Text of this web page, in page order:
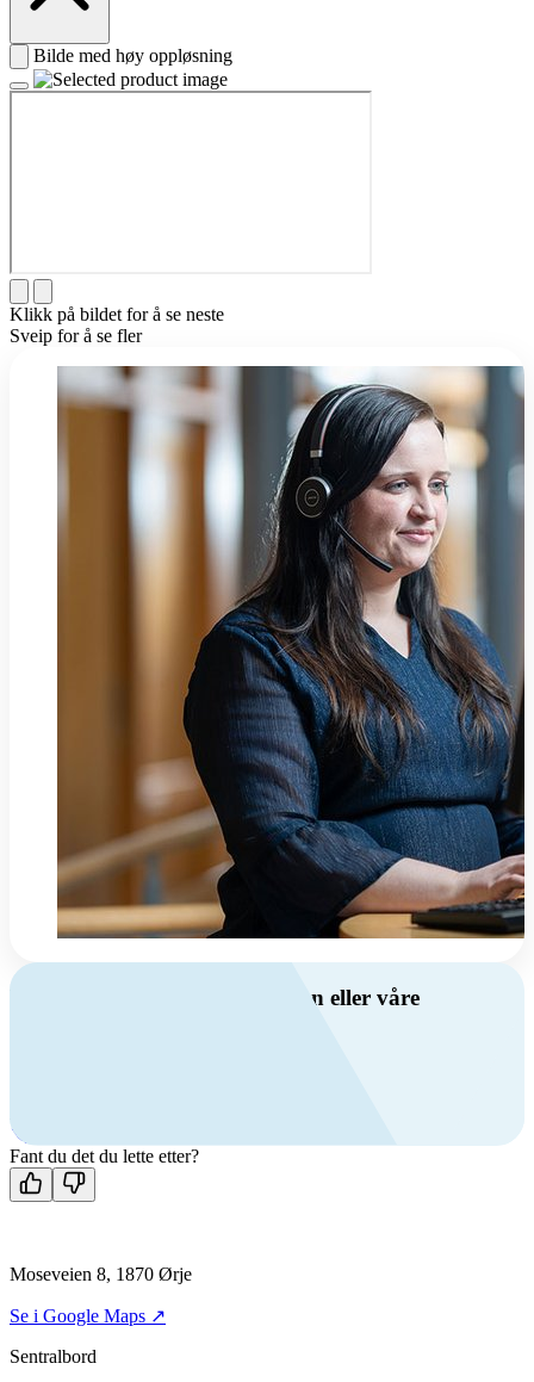
Bilde med høy oppløsning
Klikk på bildet for å se neste
Sveip for å se fler
Har du spørsmål om ventilasjon eller våre
Kontakt oss
Fant du det du lette etter?
Moseveien 8, 1870 Ørje
Se i Google Maps ↗
Sentralbord